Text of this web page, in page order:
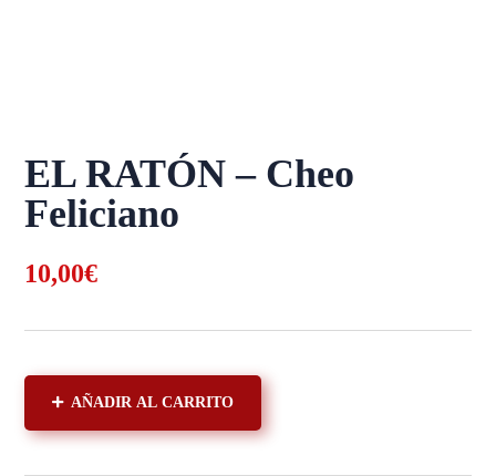
EL RATÓN – Cheo
Feliciano
10,00€
AÑADIR AL CARRITO